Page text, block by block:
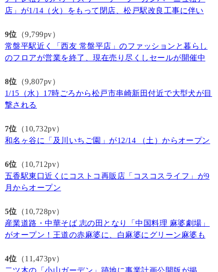
店」が1/14（火）をもって閉店、松戸駅改良工事に伴い
9位 （9,799pv）
常盤平駅近く「西友 常盤平店」のファッションと暮らし
のフロアが営業を終了、現在売り尽くしセールが開催中
8位 （9,807pv）
1/15（水）17時ごろから松戸市串崎新田付近で大型犬が目
撃される
7位 （10,732pv）
和名ヶ谷に「及川いちご園」が12/14 （土）からオープン
6位 （10,712pv）
五香駅東口近くにコストコ再販店「コスコスライフ」が9
月からオープン
5位 （10,728pv）
産業道路・中華そば 志の田となり「中国料理 麻婆劇場」
がオープン！王道の赤麻婆に、白麻婆にグリーン麻婆も
4位 （11,473pv）
二ツ木の「小山ガーデン」跡地に事業計画公開版が掲